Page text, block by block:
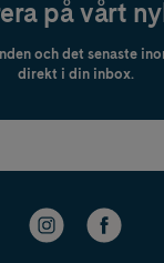
på vårt
och det senaste
direkt i din inbox.